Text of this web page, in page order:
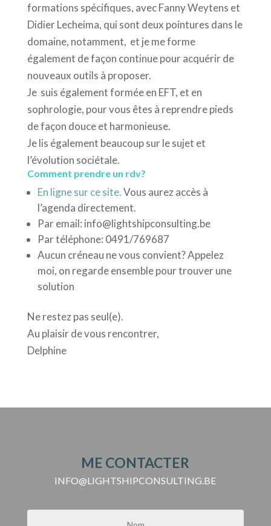
formations spécifiques, avec Fanny Weytens et
Didier Lecheima, qui sont deux pointures dans le
domaine, notamment, et je me forme
également de façon continue pour acquérir de
nouveaux outils à proposer.
Je suis également formée en EFT, et en
sophrologie, pour vous êtes à reprendre pieds
de façon douce et harmonieuse.
Je lis également beaucoup sur le sujet et
l’évolution sociétale.
Comment prendre un rdv?
En ligne sur ce site.Vous aurez accès à
l’agenda directement.
Par email: info@lightshipconsulting.be
Par téléphone: 0491/769687
Aucun créneau ne vous convient? Appelez
moi, on regarde ensemble pour trouver une
solution
Ne restez pas seul(e).
Au plaisir de vous rencontrer,
Delphine
ME CONTACTER
INFO@LIGHTSHIPCONSULTING.BE